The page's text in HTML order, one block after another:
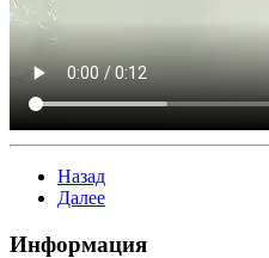
Назад
Далее
Информация